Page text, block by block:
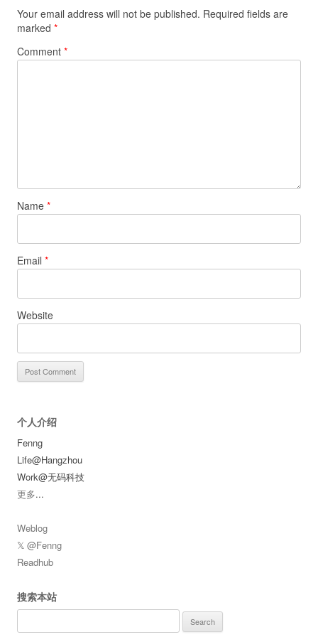
Your email address will not be published. Required fields are
marked *
Comment *
Name *
Email *
Website
个人介绍
Fenng
Life@Hangzhou
Work@无码科技
更多...
Weblog
𝕏 @Fenng
Readhub
搜索本站
for: